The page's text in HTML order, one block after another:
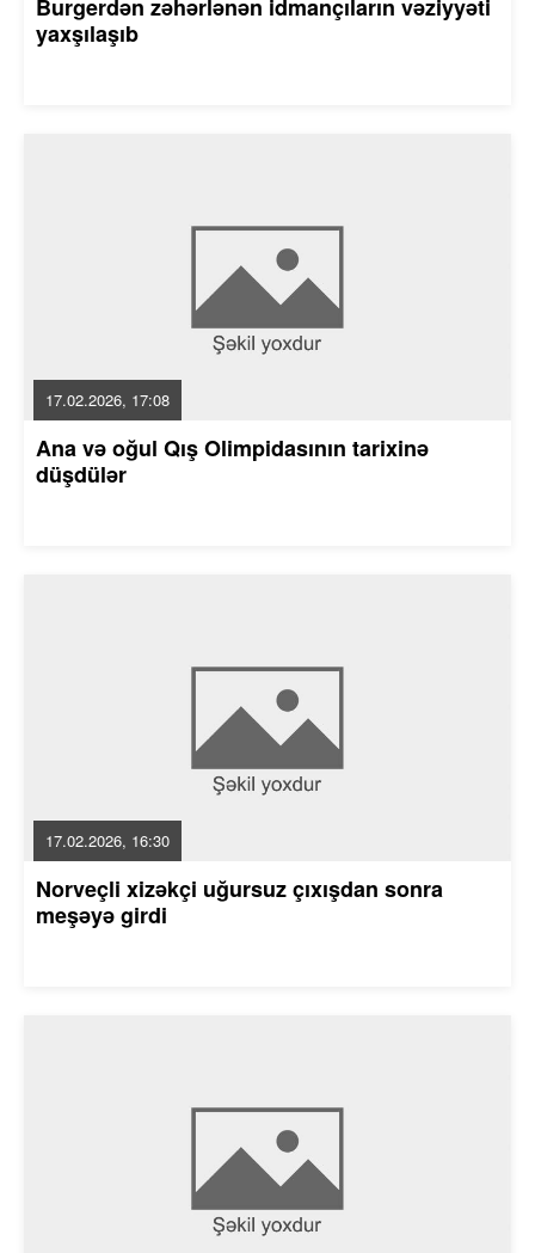
Burgerdən zəhərlənən idmançıların vəziyyəti
yaxşılaşıb
17.02.2026, 17:08
Ana və oğul Qış Olimpidasının tarixinə
düşdülər
17.02.2026, 16:30
Norveçli xizəkçi uğursuz çıxışdan sonra
meşəyə girdi